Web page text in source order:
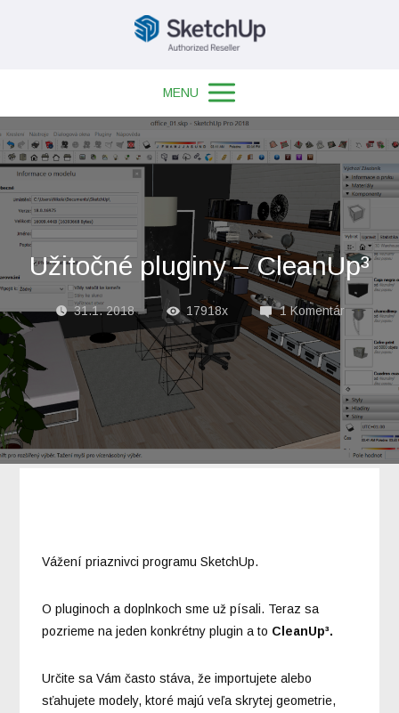
MENU
Užitočné pluginy – CleanUp³
31.1. 2018 17918x 1 Komentár
Vážení priaznivci programu SketchUp.
O pluginoch a doplnkoch sme už písali. Teraz sa
pozrieme na jeden konkrétny plugin a to CleanUp³.
Určite sa Vám často stáva, že importujete alebo
sťahujete modely, ktoré majú veľa skrytej geometrie,